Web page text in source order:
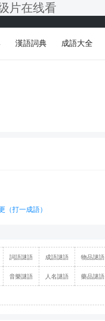
片在线看
漢語詞典 成語大全
（打一成語）
詞語謎語 成語謎語 物品謎語
音樂謎語 人名謎語 藥品謎語